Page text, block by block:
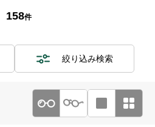
158件
絞り込み検索